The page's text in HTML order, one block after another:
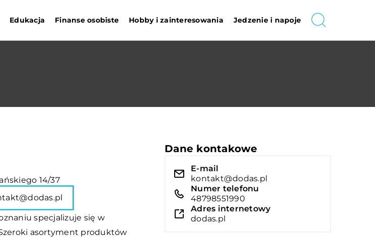
Edukacja Finanse osobiste Hobby i zainteresowania Jedzenie i napoje
14/37
specjalizuje się w
asortyment produktów
Dane kontakowe
E-mail
kontakt@dodas.pl
Numer telefonu
48798551990
Adres internetowy
dodas.pl